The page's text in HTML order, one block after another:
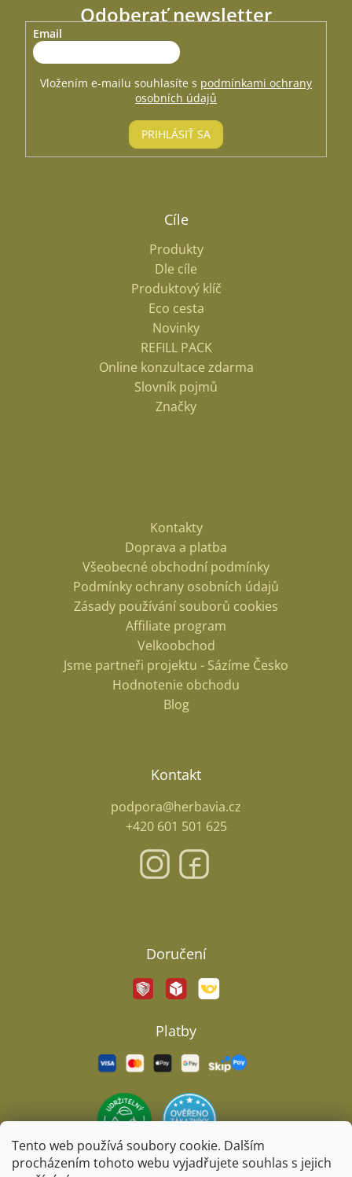
Tento web používá soubory cookie. Dalším
procházením tohoto webu vyjadřujete souhlas s jejich
Odoberať newsletter
Vložte svoj e-mail a my Vám budeme zasielať informácie o
nových produktoch na našom e-shope.
Email
Vložením e-mailu souhlasíte s podmínkami ochrany
osobních údajů
PRIHLÁSIŤ SA
Cíle
Produkty
Dle cíle
Produktový klíč
Eco cesta
Novinky
REFILL PACK
Online konzultace zdarma
Slovník pojmů
Značky
Kontakty
Doprava a platba
Všeobecné obchodní podmínky
Podmínky ochrany osobních údajů
Zásady používání souborů cookies
Affiliate program
Velkoobchod
Jsme partneři projektu - Sázíme Česko
Hodnotenie obchodu
Blog
Kontakt
podpora@herbavia.cz
+420 601 501 625
Doručení
Platby